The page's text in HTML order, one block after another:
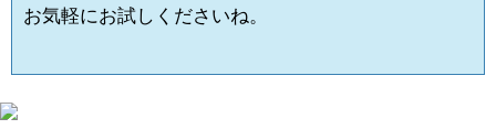
お気軽にお試しくださいね。